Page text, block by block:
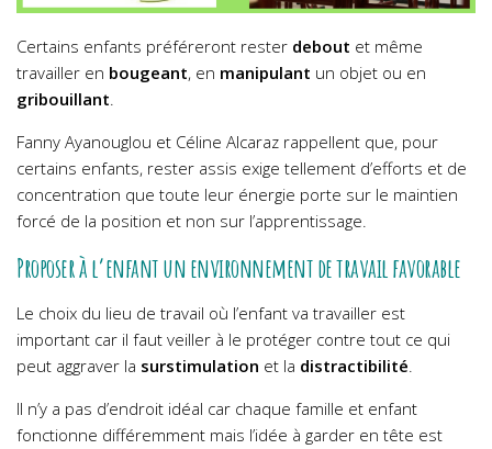
Certains enfants préféreront rester debout et même
travailler en bougeant, en manipulant un objet ou en
gribouillant.
Fanny Ayanouglou et Céline Alcaraz rappellent que, pour
certains enfants, rester assis exige tellement d’efforts et de
concentration que toute leur énergie porte sur le maintien
forcé de la position et non sur l’apprentissage.
Proposer à l’enfant un environnement de travail favorable
Le choix du lieu de travail où l’enfant va travailler est
important car il faut veiller à le protéger contre tout ce qui
peut aggraver la surstimulation et la distractibilité.
Il n’y a pas d’endroit idéal car chaque famille et enfant
fonctionne différemment mais l’idée à garder en tête est